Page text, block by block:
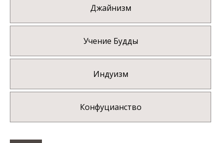
Джайнизм
Учение Будды
Индуизм
Конфуцианство